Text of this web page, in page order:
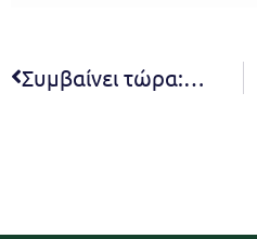
Συμβαίνει τώρα: Εργασίες υπογείωσης δικτύου ρεύματος και εργασίες φυσικού αερίου